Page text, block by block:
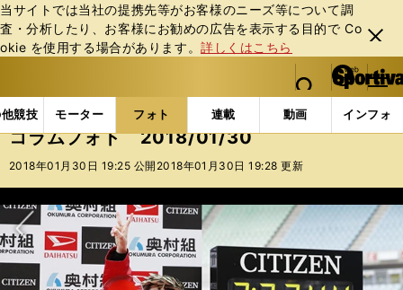
当サイトでは当社の提携先等がお客様のニーズ等について調
査・分析したり、お客様にお勧めの広告を表⽰する⽬的で Co
okie を使⽤する場合があります。詳しくはこちら
閉じ
る
web Sportiva (webスポルティーバ)
検索
マイペ
ー
ジ
メニュ
競技 モーター フォト 連載 動画 インフォ
b
ス
ポ
ル
ー
バ
フォトギャラリー コラムフォト コラムフォト
コラムフォト 2018/01/30
2018年01月30日 19:25 公開 2018年01月30日 19:28 更新